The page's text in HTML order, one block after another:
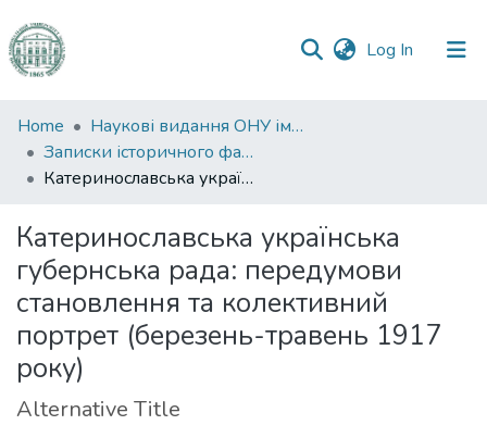
Log In (current)
Communities
&
Collections
Statistics
Home
Наукові видання ОНУ імені І. І. Мечникова
Записки історичного факультету
Катеринославська українська губернська рада: передумови становлення та колективний портрет (березень-травень 1917 року)
Катеринославська українська
губернська рада: передумови
становлення та колективний
портрет (березень-травень 1917
року)
Alternative Title